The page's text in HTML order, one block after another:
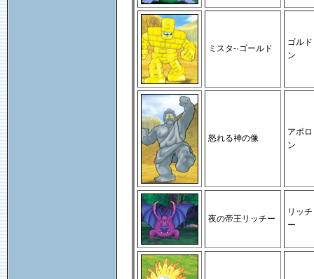
ミスタ-·ゴールド
ゴルド
ン
怒れる神の像
アボロ
ン
夜の帝王リッチー
リッチ
ー